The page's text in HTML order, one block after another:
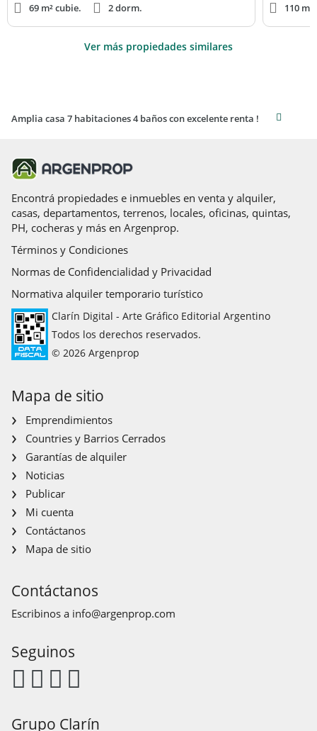
69 m² cubie. 2 dorm. 110
Ver más propiedades similares
Amplia casa 7 habitaciones 4 baños con excelente renta !
Encontrá propiedades e inmuebles en venta y alquiler,
casas, departamentos, terrenos, locales, oficinas, quintas,
PH, cocheras y más en Argenprop.
Términos y Condiciones
Normas de Confidencialidad y Privacidad
Normativa alquiler temporario turístico
Clarín Digital - Arte Gráfico Editorial Argentino
Todos los derechos reservados.
© 2026 Argenprop
Mapa de sitio
Emprendimientos
Countries y Barrios Cerrados
Garantías de alquiler
Noticias
Publicar
Mi cuenta
Contáctanos
Mapa de sitio
Contáctanos
Escribinos a info@argenprop.com
Seguinos
Grupo Clarín